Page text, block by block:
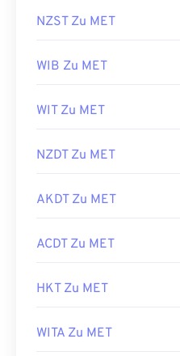
NZST Zu MET
WIB Zu MET
WIT Zu MET
NZDT Zu MET
AKDT Zu MET
ACDT Zu MET
HKT Zu MET
WITA Zu MET